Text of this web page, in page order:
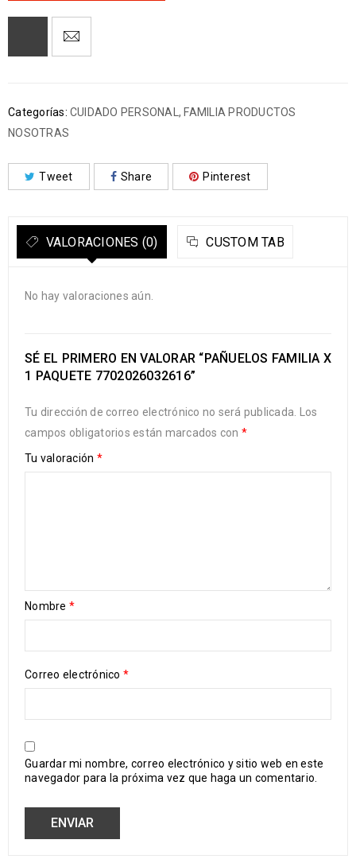
Categorías: CUIDADO PERSONAL , FAMILIA PRODUCTOS
NOSOTRAS
Tweet Share Pinterest
VALORACIONES (0) CUSTOM TAB
No hay valoraciones aún.
SÉ EL PRIMERO EN VALORAR “PAÑUELOS FAMILIA X
1 PAQUETE 7702026032616”
Tu dirección de correo electrónico no será publicada.
Los
campos obligatorios están marcados con *
Tu valoración *
Nombre *
Correo electrónico *
Guardar mi nombre, correo electrónico y sitio web en este
navegador para la próxima vez que haga un comentario.